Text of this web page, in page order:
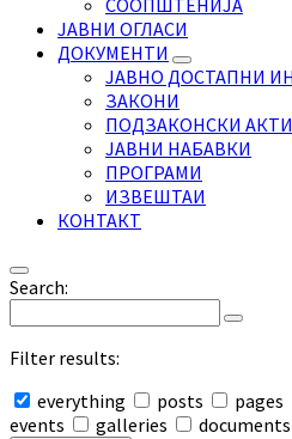
СООПШТЕНИЈА
ЈАВНИ ОГЛАСИ
ДОКУМЕНТИ
ЈАВНО ДОСТАПНИ
ЗАКОНИ
ПОДЗАКОНСКИ АКТИ
ЈАВНИ НАБАВКИ
ПРОГРАМИ
ИЗВЕШТАИ
КОНТАКТ
Search:
Filter results:
everything
posts pages
events
galleries documents